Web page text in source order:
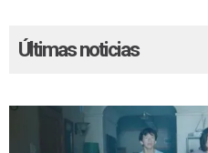
Últimas noticias